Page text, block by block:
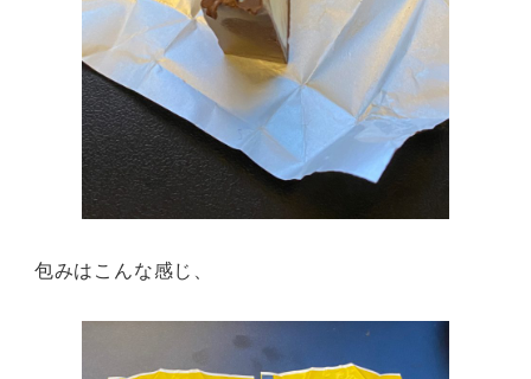
包みはこんな感じ、